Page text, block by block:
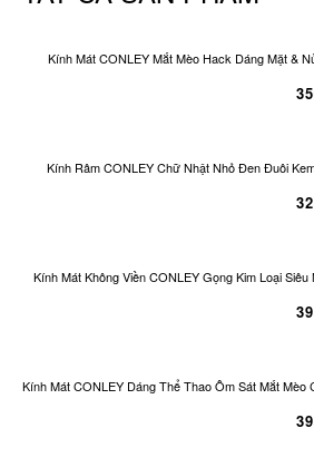
Kính Mát CONLEY Mắt Mèo Hack Dáng Mặt &
Kính Râm CONLEY Chữ Nhật Nhỏ Đen Đuôi
Kính Mát Không Viền CONLEY Gọng Kim Loại
Kính Mát CONLEY Dáng Thể Thao Ôm Sát Mắt